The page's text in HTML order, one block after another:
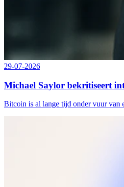
29-07-2026
Michael Saylor bekritiseert
Bitcoin is al lange tijd onder vuur van